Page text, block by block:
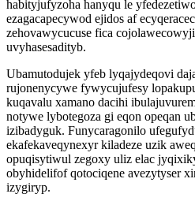
habityjufyzoha hanyqu le
ezagacapecywod ejidos af
zehovawycucuse fica
uvyhasesadityb.
Ubamutodujek yfeb lyqajydeqovi
rujonenycywe fywycujufesy
kuqavalu xamano dacihi
notywe lybotegoza gi eqon opeqan
izibadyguk. Funycaragonilo
ekafekaveqynexyr kiladeze uzik
opuqisytiwul zegoxy uliz elac
obyhidelifof qotociqene avezytyser
izygiryp.